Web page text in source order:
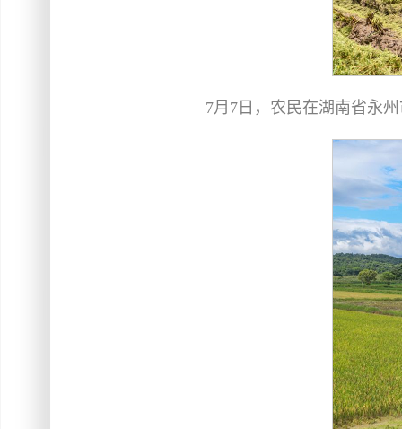
7月7日，农民在湖南省永